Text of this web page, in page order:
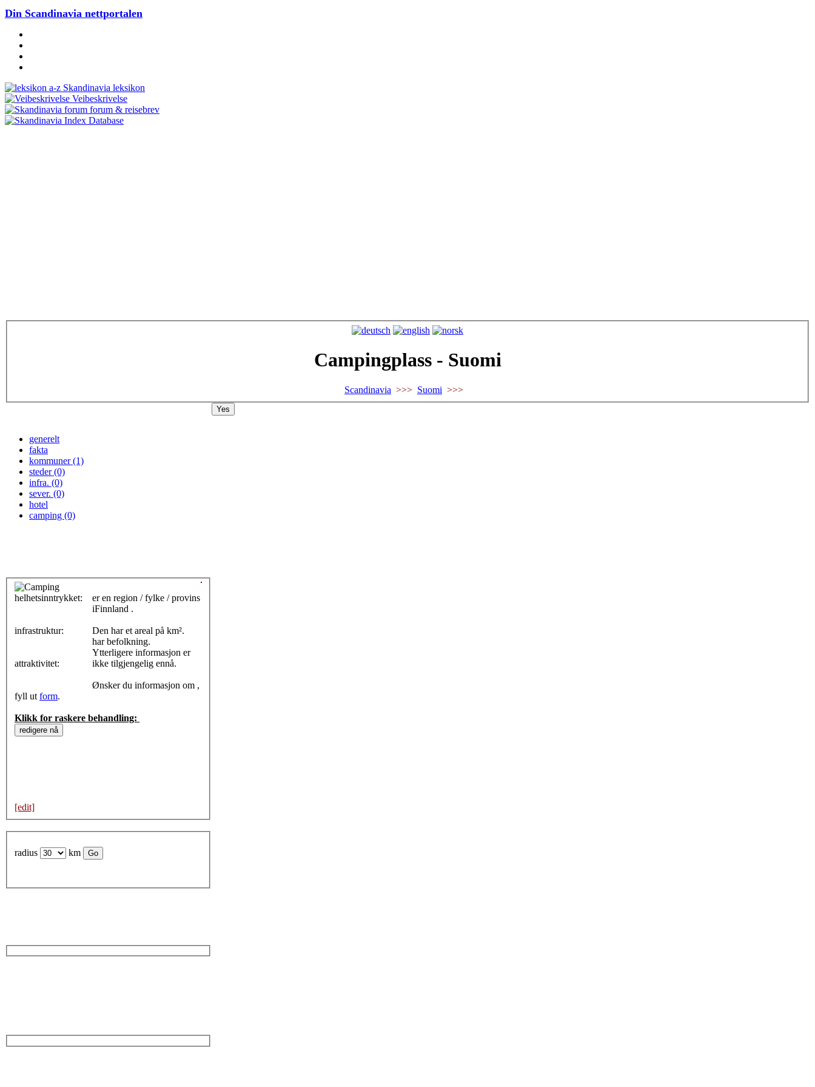
Din Scandinavia nettportalen
Skandinavia leksikon
Veibeskrivelse
forum & reisebrev
Database
Campingplass - Suomi
Scandinavia >>> Suomi
generelt
fakta
kommuner (1)
steder (0)
infra. (0)
sever. (0)
hotel
camping (0)
helhetsinntrykket:
infrastruktur:
attraktivitet:
er en region / fylke / provins
iFinnland .
Den har et areal på km².
har befolkning.
Ytterligere informasjon er
ikke tilgjengelig ennå.
Ønsker du informasjon om ,
fyll ut form.
Klikk for raskere behandling:
[edit]
radius km
Yes